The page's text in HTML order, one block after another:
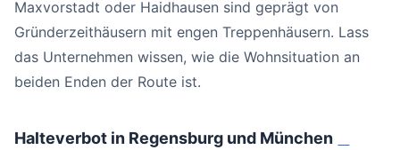
Maxvorstadt oder Haidhausen sind geprägt von
Gründerzeithäusern mit engen Treppenhäusern. Lass
das Unternehmen wissen, wie die Wohnsituation an
beiden Enden der Route ist.
Halteverbot in Regensburg und München